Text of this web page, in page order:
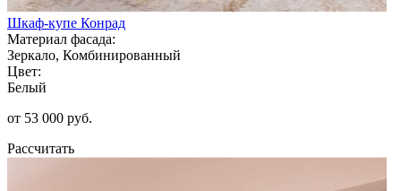
Шкаф-купе Конрад
Материал фасада:
Зеркало, Комбинированный
Цвет:
Белый
от 53 000 руб.
Рассчитать